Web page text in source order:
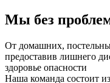
Мы без
От домашних,
предоставив лишнего
здоровье опасности
Наша команда состоит